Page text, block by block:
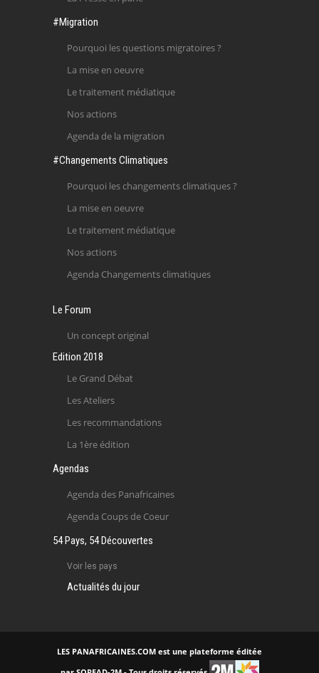
#Migration
Pourquoi les questions migratoires ?
La mise en oeuvre
Le traitement médiatique
Nos actions
Agenda de la migration
#Changements Climatiques
Pourquoi les changements climatiques ?
La mise en oeuvre
Le traitement médiatique
Nos actions
Agenda Changements climatiques
Le Forum
Un concept original
Edition 2018
Le Grand Débat
Les Ateliers
Les recommandations
La 1ère édition
Agendas
Agenda des Panafricaines
Agenda Coups de Coeur
54 Pays, 54 Découvertes
Voir les pays
Actualités du jour
LES PANAFRICAINES.COM est une plateforme éditée